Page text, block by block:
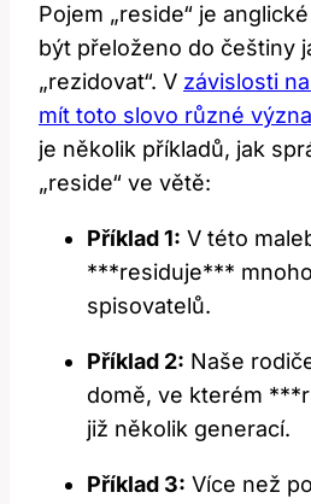
Pojem „reside“ je
být přeloženo do češtiny
„rezidovat“. V závislosti
mít toto slovo různé
je několik příkladů, jak
„reside“ ve větě:
Příklad 1: V této
***residuje***
spisovatelů.
Příklad 2: Naše
domě, ve kterém
již několik generací.
Příklad 3: Více než